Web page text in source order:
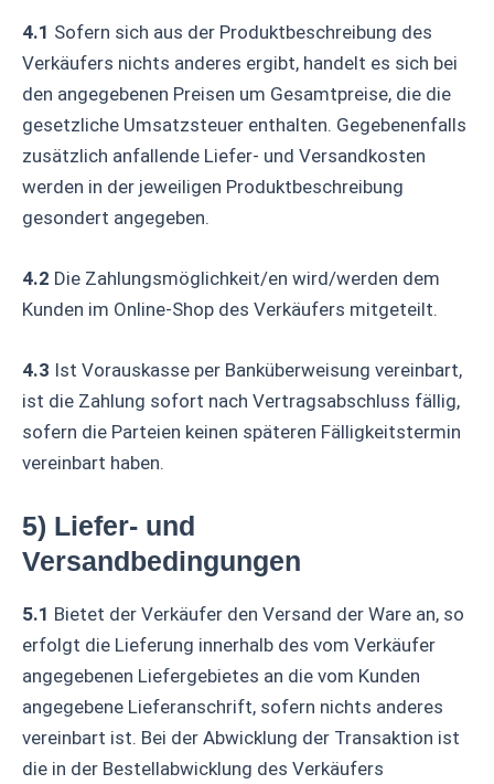
4.1 Sofern sich aus der Produktbeschreibung des
Verkäufers nichts anderes ergibt, handelt es sich bei
den angegebenen Preisen um Gesamtpreise, die die
gesetzliche Umsatzsteuer enthalten. Gegebenenfalls
zusätzlich anfallende Liefer- und Versandkosten
werden in der jeweiligen Produktbeschreibung
gesondert angegeben.
4.2 Die Zahlungsmöglichkeit/en wird/werden dem
Kunden im Online-Shop des Verkäufers mitgeteilt.
4.3 Ist Vorauskasse per Banküberweisung vereinbart,
ist die Zahlung sofort nach Vertragsabschluss fällig,
sofern die Parteien keinen späteren Fälligkeitstermin
vereinbart haben.
5) Liefer- und
Versandbedingungen
5.1 Bietet der Verkäufer den Versand der Ware an, so
erfolgt die Lieferung innerhalb des vom Verkäufer
angegebenen Liefergebietes an die vom Kunden
angegebene Lieferanschrift, sofern nichts anderes
vereinbart ist. Bei der Abwicklung der Transaktion ist
die in der Bestellabwicklung des Verkäufers